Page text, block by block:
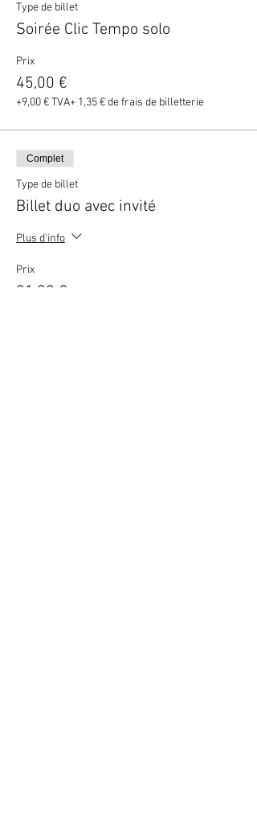
Type de billet
Soirée Clic Tempo solo
Prix
45,00 €
+9,00 € TVA+ 1,35 € de frais de billetterie
Complet
Type de billet
Billet duo avec invité
Plus d'info
Prix
81,00 €